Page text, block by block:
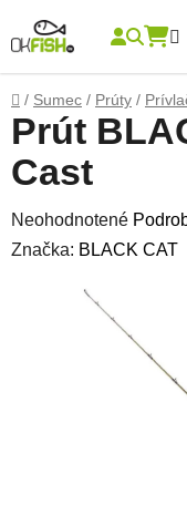
Domov
/ Sumec / Prúty /
Prút
Cast
Priemerné
Neohodnotené
Značka: BLACK CAT